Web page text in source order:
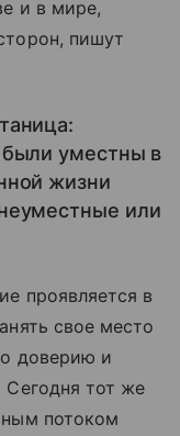
и в мире,
пишут
были уместны в
жизни
или
проявляется в
свое место
доверию и
Сегодня тот же
потоком